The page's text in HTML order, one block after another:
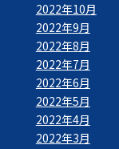
2022年10月
2022年9月
2022年8月
2022年7月
2022年6月
2022年5月
2022年4月
2022年3月